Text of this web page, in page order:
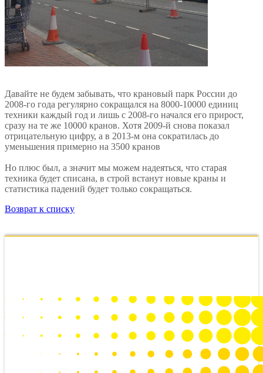
Давайте не будем забывать, что крановый парк России до
2008-го года регулярно сокращался на 8000-10000 единиц
техники каждый год и лишь с 2008-го начался его прирост,
сразу на те же 10000 кранов. Хотя 2009-й снова показал
отрицательную цифру, а в 2013-м она сократилась до
уменьшения примерно на 3500 кранов
Но плюс был, а значит мы можем надеяться, что старая
техника будет списана, в строй встанут новые краны и
статистика падений будет только сокращаться.
Возврат к списку